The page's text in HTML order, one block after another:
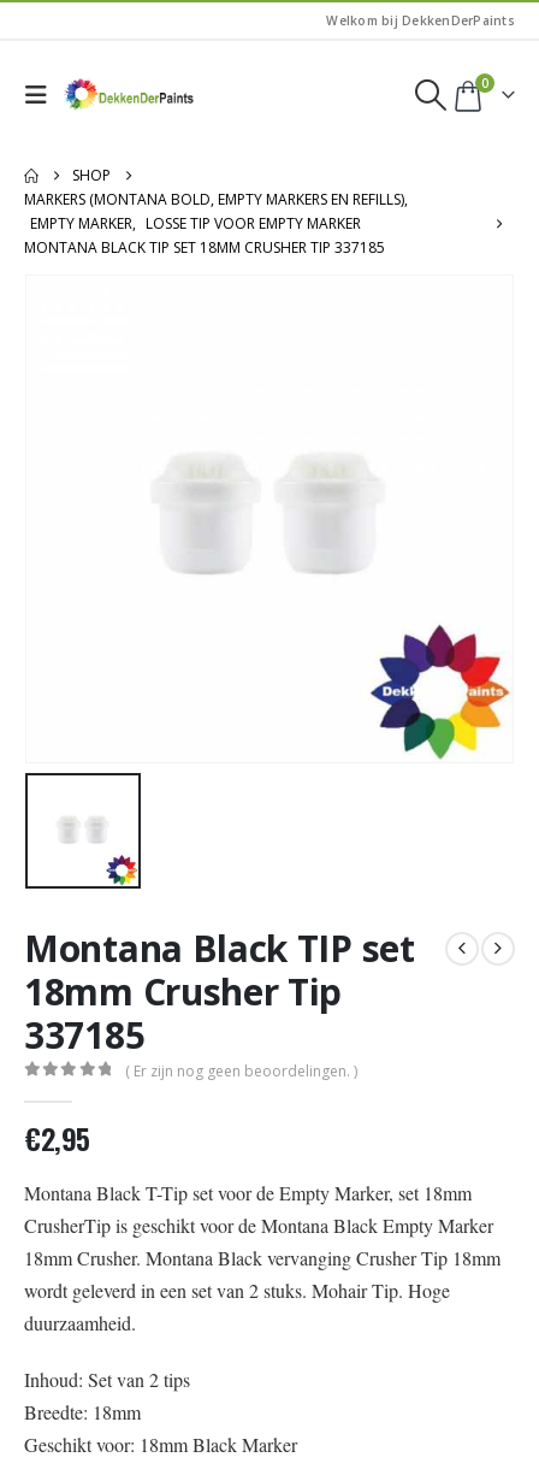
Welkom bij DekkenDerPaints
0
SHOP
MARKERS (MONTANA BOLD, EMPTY MARKERS EN REFILLS),
EMPTY MARKER, LOSSE TIP VOOR EMPTY MARKER
MONTANA BLACK TIP SET 18MM CRUSHER TIP 337185
Montana Black TIP set
18mm Crusher Tip
337185
( Er zijn nog geen beoordelingen. )
€2,95
Montana Black T-Tip set voor de Empty Marker, set 18mm
CrusherTip is geschikt voor de Montana Black Empty Marker
18mm Crusher. Montana Black vervanging Crusher Tip 18mm
wordt geleverd in een set van 2 stuks. Mohair Tip. Hoge
duurzaamheid.
Inhoud: Set van 2 tips
Breedte: 18mm
Geschikt voor: 18mm Black Marker